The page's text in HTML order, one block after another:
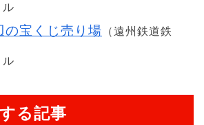
の宝くじ売り場 （遠州鉄道鉄
る記事